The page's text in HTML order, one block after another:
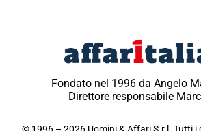
Fondato nel 1996 da Angelo
Direttore responsabile